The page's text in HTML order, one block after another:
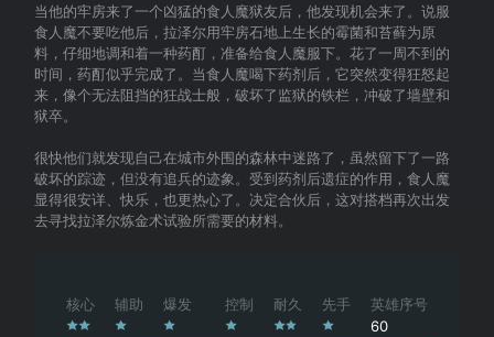
当他的牢房来了一个凶猛的食人魔狱友后，他发现机会来了。说服
食人魔不要吃他后，拉泽尔用牢房石地上生长的霉菌和苔藓为原
料，仔细地调和着一种药酊，准备给食人魔服下。花了一周不到的
时间，药酊似乎完成了。当食人魔喝下药剂后，它突然变得狂怒起
来，像个无法阻挡的狂战士般，破坏了监狱的铁栏，冲破了墙壁和
狱卒。
很快他们就发现自己在城市外围的森林中迷路了，虽然留下了一路
破坏的踪迹，但没有追兵的迹象。受到药剂后遗症的作用，食人魔
显得很安详、快乐，也更热心了。决定合伙后，这对搭档再次出发
去寻找拉泽尔炼金术试验所需要的材料。
核心 辅助 爆发 控制 耐久 先手
英雄序号
60